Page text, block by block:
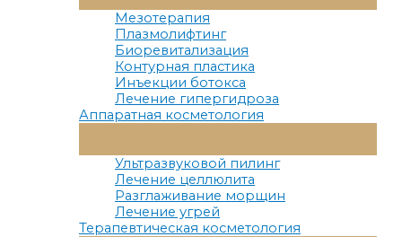
Меню
Мезотерапия
Плазмолифтинг
Биоревитализация
Контурная пластика
Инъекции ботокса
Лечение гипергидроза
Аппаратная косметология
Меню
Ультразвуковой пилинг
Лечение целлюлита
Разглаживание морщин
Лечение угрей
Терапевтическая косметология